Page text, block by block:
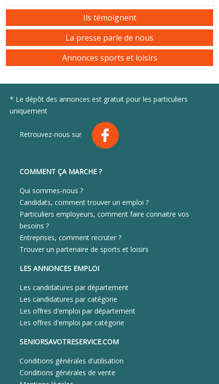
Ils témoignent
La presse parle de nous
Annonces sports et loisirs
* Le dépôt des annonces est gratuit pour les particuliers
uniquement
Retrouvez-nous sur
COMMENT ÇA MARCHE ?
Qui sommes-nous ?
Candidats, comment trouver un emploi ?
Particuliers employeurs, comment faire connaitre vos
besoins ?
Entreprises, comment recruter ?
Trouver un partenaire de sports et loisirs
LES ANNONCES EMPLOI
Les candidatures par département
Les candidatures par catégorie
Les offres d'emploi par département
Les offres d'emploi par catégorie
SENIORSAVOTRESERVICE.COM
Conditions générales d'utilisation
Conditions générales de vente